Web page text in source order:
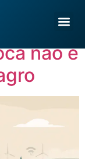
não é